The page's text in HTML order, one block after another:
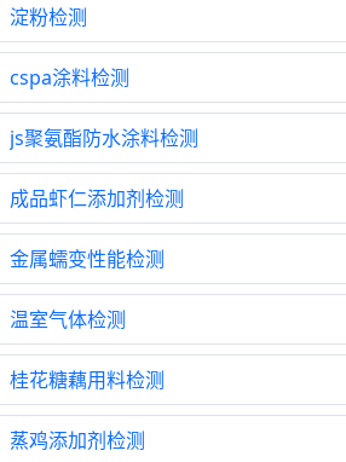
淀粉检测
cspa涂料检测
js聚氨酯防水涂料检测
成品虾仁添加剂检测
金属蠕变性能检测
温室气体检测
桂花糖藕用料检测
蒸鸡添加剂检测